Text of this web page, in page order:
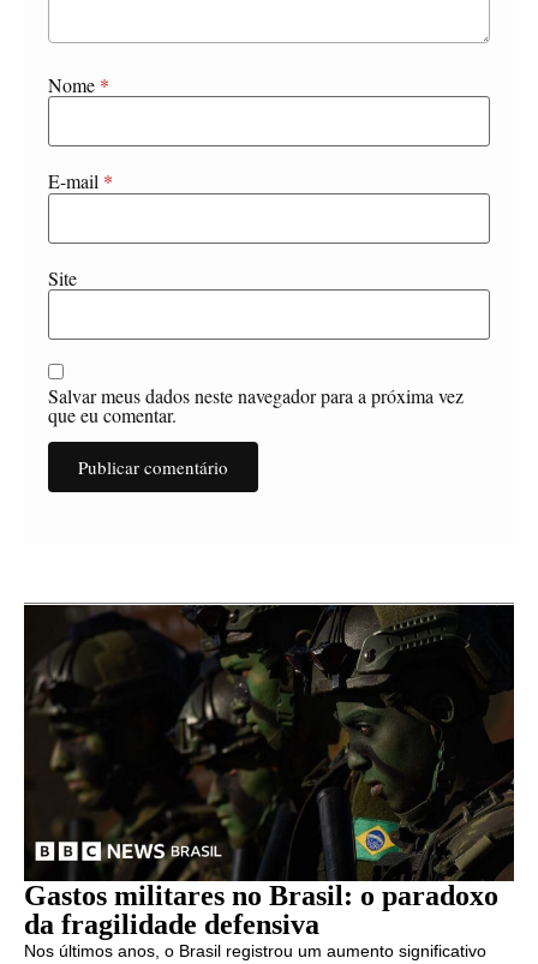
Nome *
E-mail *
Site
Salvar meus dados neste navegador para a próxima vez
que eu comentar.
Gastos militares no Brasil: o paradoxo
da fragilidade defensiva
Nos últimos anos, o Brasil registrou um aumento significativo